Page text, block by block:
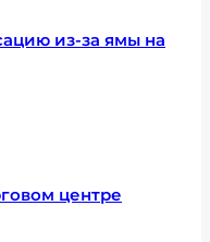
из-за ямы на
центре